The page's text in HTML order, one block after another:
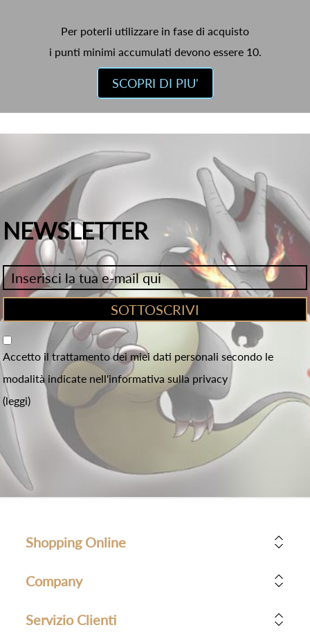
Per poterli utilizzare in fase di acquisto
i punti minimi accumulati devono essere 10.
SCOPRI DI PIU'
NEWSLETTER
Accetto il trattamento dei miei dati personali secondo le
modalità indicate nell'informativa sulla privacy
(leggi)
Shopping Online
Company
Servizio Clienti